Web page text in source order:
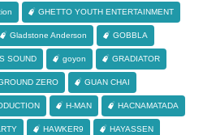
GHETTO YOUTH ENTERTAINMENT
Gladstone Anderson GOBBLA
SOUND goyon GRADIATOR
ZERO GUAN CHAI
H-MAN HACNAMATADA
HAWKER9 HAYASSEN